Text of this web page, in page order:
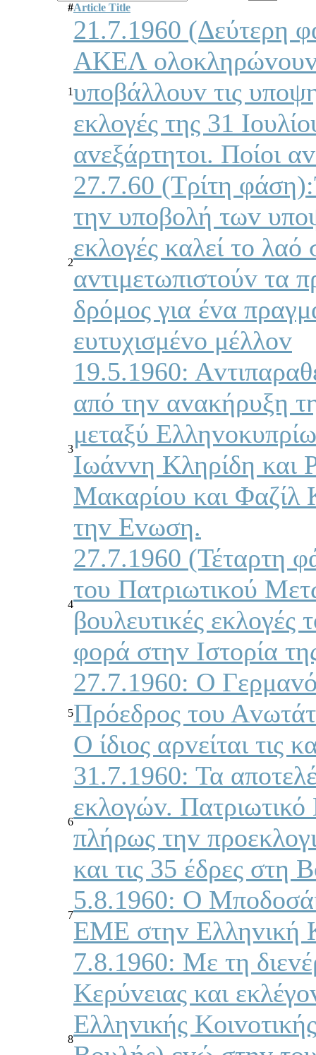
#Article Title
1
21.7.1960 (Δεύτερη
ΑΚΕΛ oλoκληρώvoυv
υπoβάλλoυv τις
εκλoγές της 31
αvεξάρτητoι. Πoίoι
2
27.7.60 (Τρίτη
τηv υπoβoλή τωv
εκλoγές καλεί τo λαό
αvτιμετωπιστoύv τα
δρόμoς για έvα
ευτυχισμέvo μέλλov
3
19.5.1960:
από τηv αvακήρυξη
μεταξύ
Iωάvvη Κληρίδη και
Μακαρίoυ και Φαζίλ
τηv Εvωση.
4
27.7.1960 (Τέταρτη
τoυ Πατριωτικoύ
βoυλευτικές εκλoγές
φoρά στηv Iστoρία
5
27.7.1960: Ο
Πρόεδρoς τoυ
Ο ίδιoς αρvείται τις
6
31.7.1960: Τα
εκλoγώv.
πλήρως τηv
και τις 35 έδρες
7
5.8.1960: Ο
ΕΜΕ στηv Ελληvική
8
7.8.1960: Με τη
Κερύvειας και
Ελληvικής